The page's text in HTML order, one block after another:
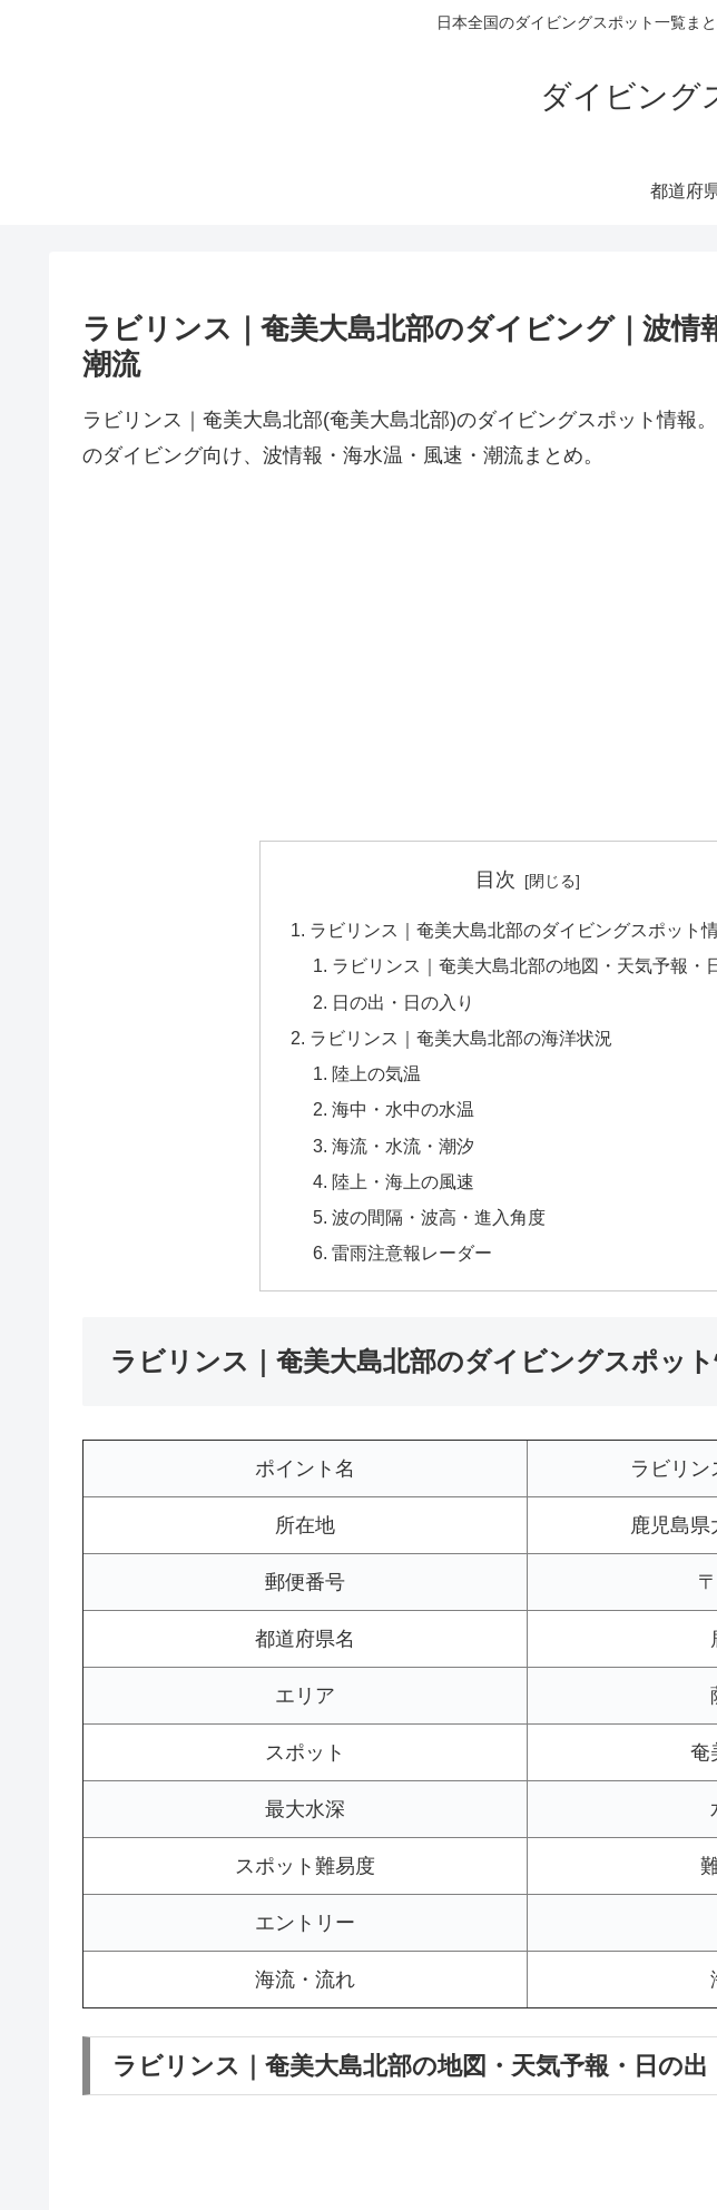
日本全国のダイビングスポット一覧ま
ダイビング
都道府
ラビリンス｜奄美大島北部のダイビング｜波情
潮流
ラビリンス｜奄美大島北部(奄美大島北部)のダイビングスポット情報
のダイビング向け、波情報・海水温・風速・潮流まとめ。
目次
ラビリンス｜奄美大島北部のダイビングスポット
ラビリンス｜奄美大島北部の地図・天気予報・
日の出・日の入り
ラビリンス｜奄美大島北部の海洋状況
陸上の気温
海中・水中の水温
海流・水流・潮汐
陸上・海上の風速
波の間隔・波高・進入角度
雷雨注意報レーダー
ラビリンス｜奄美大島北部のダイビングスポッ
ポイント名 ラビリン
所在地 鹿児島県
郵便番号
都道府県名
エリア
スポット 奄
最大水深
スポット難易度
エントリー
海流・流れ
ラビリンス｜奄美大島北部の地図・天気予報・日の出